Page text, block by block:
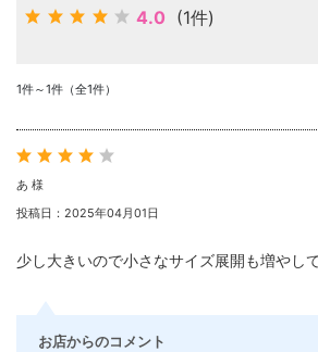
4.0 (1件)
1件～1件（全1件）
あ 様
投稿日：2025年04月01日
少し大きいので小さなサイズ展開も増やし
お店からのコメント